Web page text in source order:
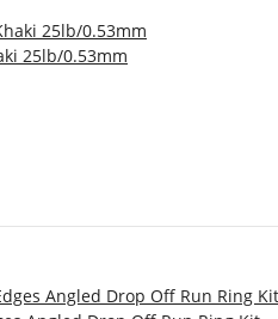
25lb/0.53mm